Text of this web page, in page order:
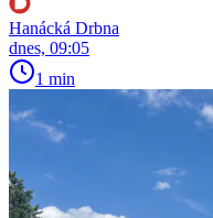
Hanácká Drbna
dnes, 09:05
1 min